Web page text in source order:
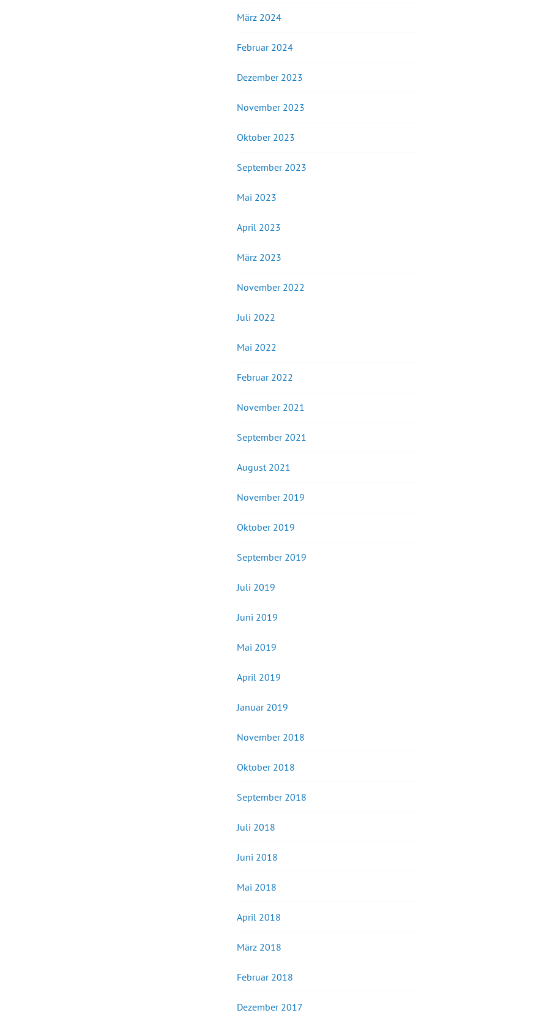
März 2024
Februar 2024
Dezember 2023
November 2023
Oktober 2023
September 2023
Mai 2023
April 2023
März 2023
November 2022
Juli 2022
Mai 2022
Februar 2022
November 2021
September 2021
August 2021
November 2019
Oktober 2019
September 2019
Juli 2019
Juni 2019
Mai 2019
April 2019
Januar 2019
November 2018
Oktober 2018
September 2018
Juli 2018
Juni 2018
Mai 2018
April 2018
März 2018
Februar 2018
Dezember 2017